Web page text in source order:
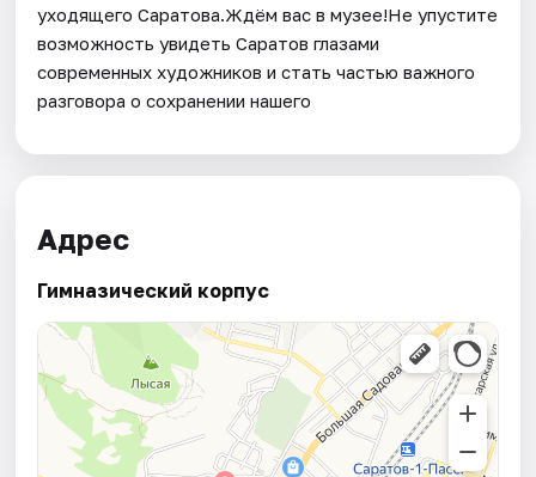
уходящего Саратова.Ждём вас в музее!Не упустите
возможность увидеть Саратов глазами
современных художников и стать частью важного
разговора о сохранении нашего
Адрес
Гимназический корпус